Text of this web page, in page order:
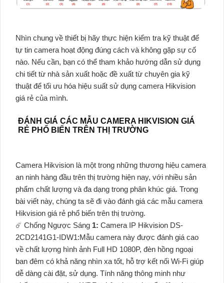
Nhìn chung về thiết bị hãy thực hiện kiểm tra kỹ thuật để
tự tin camera hoạt động đúng cách và không gặp sự cố
nào. Nếu cần, bạn có thể tham khảo hướng dẫn sử dụng
chi tiết từ nhà sản xuất hoặc đề xuất từ chuyên gia kỹ
thuật để tối ưu hóa hiệu suất sử dụng camera Hikvision
giá rẻ của mình.
ĐÁNH GIÁ CÁC MẪU CAMERA HIKVISION GIÁ
RẺ PHỔ BIẾN TRÊN THỊ TRƯỜNG
Camera Hikvision là một trong những thương hiệu camera
an ninh hàng đầu trên thị trường hiện nay, với nhiều sản
phẩm chất lượng và đa dạng trong phân khúc giá. Trong
bài viết này, chúng ta sẽ đi vào đánh giá các mẫu camera
Hikvision giá rẻ phổ biến trên thị trường.
☄️ Chống Ngược Sáng 1: Camera IP Hikvision DS-
2CD2141G1-IDW1:Mẫu camera này được đánh giá cao
về chất lượng hình ảnh Full HD 1080P, đèn hồng ngoại
ban đêm có khả năng nhìn xa tốt, hỗ trợ kết nối Wi-Fi giúp
dễ dàng cài đặt, sử dụng. Tính năng thông minh như